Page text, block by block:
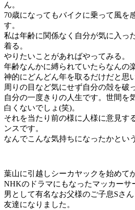
ん。
70歳になってもバイクに乗って風を
す。
私は年齢に関係なく自分が気に入っ
着る。
やりたいことがあればやってみる。
年齢なんかに縛られていたらなんの
神的にどんどん年を取るだけだと思
周りの目など気にせず自分の殻を破
自分の一度きりの人生です。世間を
白くないでしょ(笑)。
それを当たり前の様に人様に意見す
ンスです。
なんでこんな気持ちになったかとい
葉山に引越しシーカヤックを始めて
NHKのドラマにもなったマッカーサ
男として有名なお父様のご子息Sさ
友達になりました。